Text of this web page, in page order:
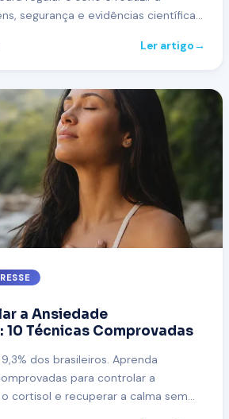
segurança e evidências científicas
Ler artigo→
a Ansiedade
10 Técnicas Comprovadas
dos brasileiros. Aprenda
para controlar a
cortisol e recuperar a calma sem